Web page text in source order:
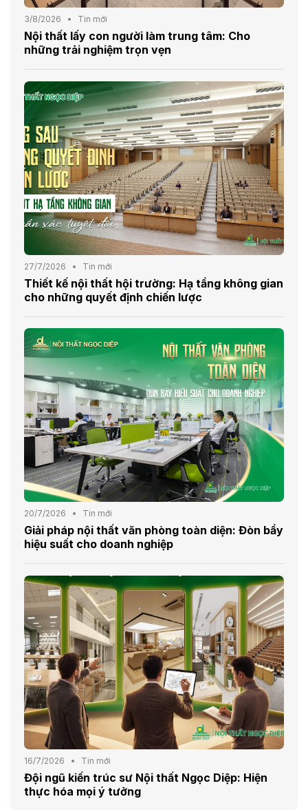
3/8/2026 Tin mới
Nội thất lấy con người làm trung tâm: Cho
những trải nghiệm trọn vẹn
27/7/2026 Tin mới
Thiết kế nội thất hội trường: Hạ tầng không gian
cho những quyết định chiến lược
20/7/2026 Tin mới
Giải pháp nội thất văn phòng toàn diện: Đòn bẩy
hiệu suất cho doanh nghiệp
16/7/2026 Tin mới
Đội ngũ kiến trúc sư Nội thất Ngọc Diệp: Hiện
thực hóa mọi ý tưởng